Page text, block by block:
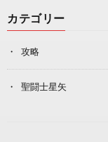
カテゴリー
攻略
聖闘士星矢